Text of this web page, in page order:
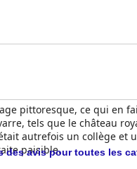
pittoresque, ce qui en
tels que le château
autrefois un collège et
paisible.
des avis pour toutes les